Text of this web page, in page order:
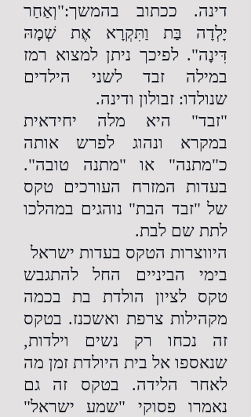
דינה. ככתוב בהמשך:"וְאַחַר
יָלְדָה בַּת וַתִּקְרָא אֶת שְׁמָהּ
דִּינָה". לפיכך ניתן למצוא רמז
במילה זבד לשני הילדים
שנולדו: זבולון ודינה.‏‏
"זבד" היא מלה יחידאית
במקרא ונהוג לפרש אותה
כ"מתנה" או "מתנה טובה".
בעדות המזרח העורכים טקס
של "זבד הבת" נוהגים במהלכו
לתת שם לבת.
היווצרות הטקס בעדות ישראל
בימי הביניים החל להתגבש
טקס לציון הולדת בת בכמה
מקהילות צרפת ואשכנז. בטקס
זה נכחו רק נשים וילדות,
שנאספו אל בית היולדת זמן מה
לאחר הלידה. בטקס זה גם
נאמרו פסוקי "שמע ישראל"